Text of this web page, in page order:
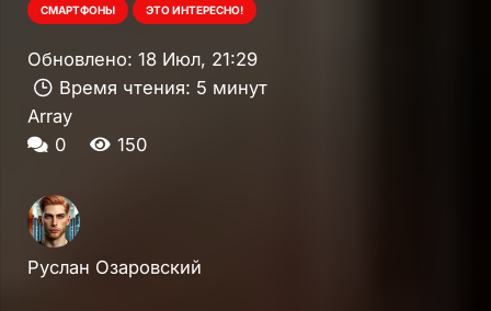
СМАРТФОНЫ ЭТО ИНТЕРЕСНО!
Обновлено: 18 Июл, 21:29
Время чтения: 5 минут
Array
0
150
Руслан Озаровский